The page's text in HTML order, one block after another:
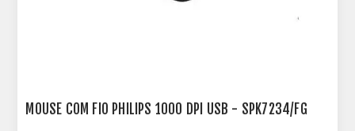
MOUSE COM FIO PHILIPS 1000 DPI USB - SPK7234/FG